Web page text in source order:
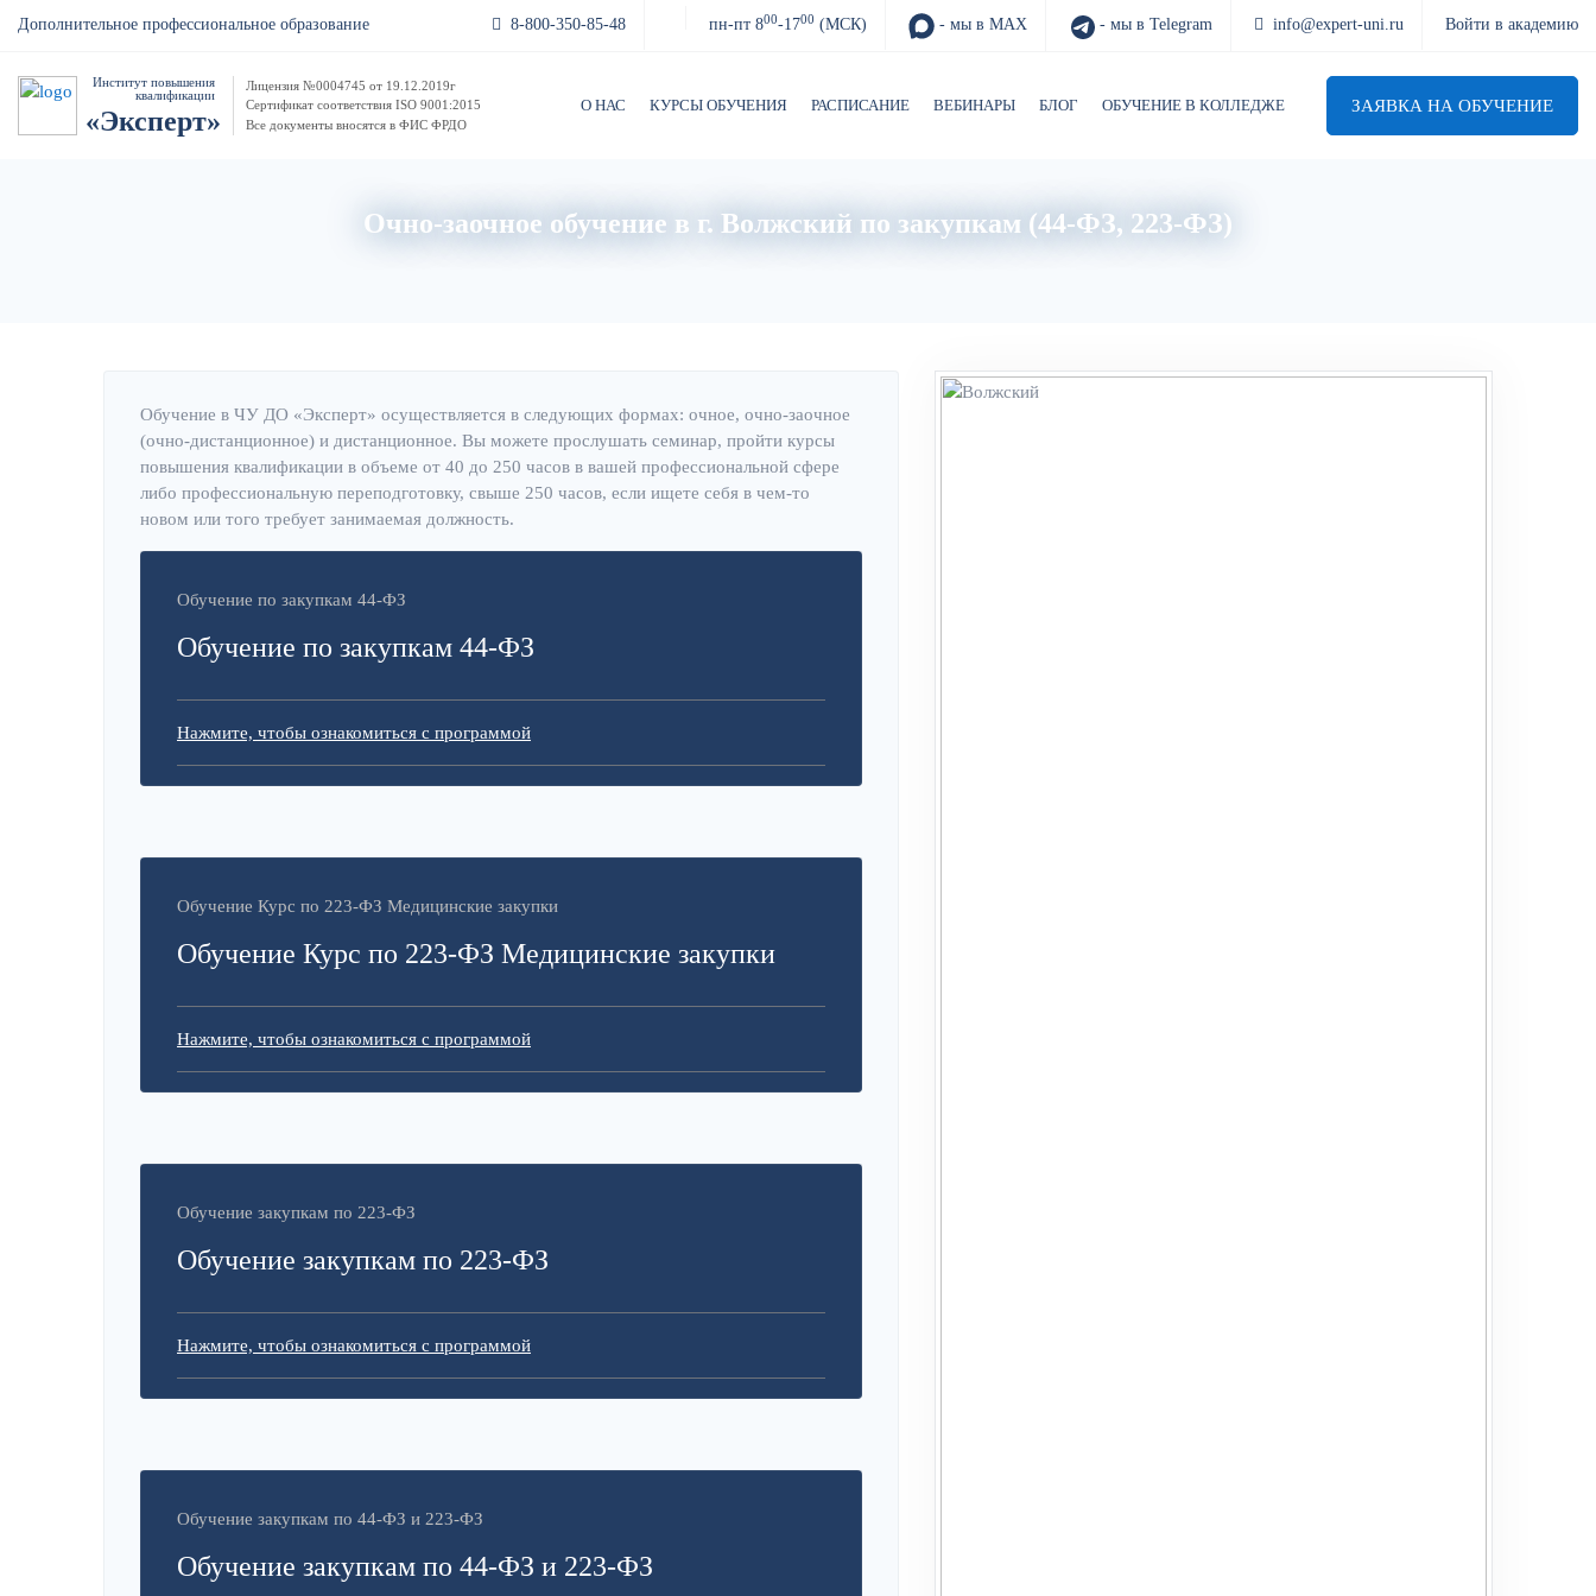
Дополнительное профессиональное образование 8-800-350-85-48 пн-пт 800-1700 (МСК) - мы в MAX - мы в Telegram info@expert-uni.ru Войти в академию
Институт повышения
квалификации
«Эксперт»
Лицензия №0004745 от 19.12.2019г
Сертификат соответствия ISO 9001:2015
Все документы вносятся в ФИС ФРДО
О НАС КУРСЫ ОБУЧЕНИЯ РАСПИСАНИЕ ВЕБИНАРЫ БЛОГ ОБУЧЕНИЕ В КОЛЛЕДЖЕ ЗАЯВКА НА ОБУЧЕНИЕ
Очно-заочное обучение в г. Волжский по закупкам (44-ФЗ, 223-ФЗ)
Обучение в ЧУ ДО «Эксперт» осуществляется в следующих формах: очное, очно-заочное
(очно-дистанционное) и дистанционное. Вы можете прослушать семинар, пройти курсы
повышения квалификации в объеме от 40 до 250 часов в вашей профессиональной сфере
либо профессиональную переподготовку, свыше 250 часов, если ищете себя в чем-то
новом или того требует занимаемая должность.
Обучение по закупкам 44-ФЗ
Обучение по закупкам 44-ФЗ
Нажмите, чтобы ознакомиться с программой
Обучение Курс по 223-ФЗ Медицинские закупки
Обучение Курс по 223-ФЗ Медицинские закупки
Нажмите, чтобы ознакомиться с программой
Обучение закупкам по 223-ФЗ
Обучение закупкам по 223-ФЗ
Нажмите, чтобы ознакомиться с программой
Обучение закупкам по 44-ФЗ и 223-ФЗ
Обучение закупкам по 44-ФЗ и 223-ФЗ